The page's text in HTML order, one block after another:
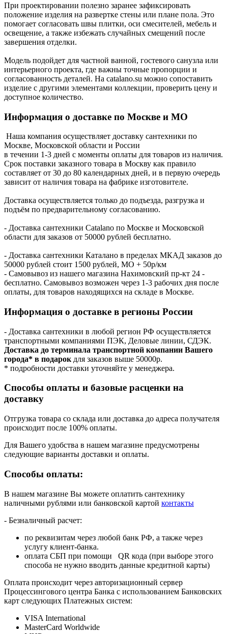
При проектировании полезно заранее зафиксировать
положение изделия на развертке стены или плане пола. Это
помогает согласовать швы плитки, оси смесителей, мебель и
освещение, а также избежать случайных смещений после
завершения отделки.
Модель подойдет для частной ванной, гостевого санузла или
интерьерного проекта, где важны точные пропорции и
согласованность деталей. На catalano.su можно сопоставить
изделие с другими элементами коллекции, проверить цену и
доступное количество.
Информация о доставке по Москве и МО
Наша компания осуществляет доставку сантехники по
Москве, Московской области и России
в течении 1-3 дней с моменты оплаты для товаров из наличия.
Срок поставки заказного товара в Москву как правило
составляет от 30 до 80 календарных дней, и в первую очередь
зависит от наличия товара на фабрике изготовителе.
Доставка осуществляется только до подъезда, разгрузка и
подъём по предварительному согласованию.
- Доставка сантехники Catalano по Москве и Московской
области для заказов от 50000 рублей бесплатно.
- Доставка сантехники Каталано в пределах МКАД заказов до
50000 рублей стоит 1500 рублей, МО + 50р/км
- Самовывоз из нашего магазина Нахимовский пр-кт 24 -
бесплатно. Самовывоз возможен через 1-3 рабочих дня после
оплаты, для товаров находящихся на складе в Москве.
Информация о доставке в регионы России
- Доставка сантехники в любой регион РФ осуществляется
транспортными компаниями ПЭК, Деловые линии, СДЭК.
Доставка до терминала транспортной компании Вашего
города* в подарок для заказов выше 50000р.
* подробности доставки уточняйте у менеджера.
Способы оплаты и базовые расценки на
доставку
Отгрузка товара со склада или доставка до адреса получателя
происходит после 100% оплаты.
Для Вашего удобства в нашем магазине предусмотрены
следующие варианты доставки и оплаты.
Способы оплаты:
В нашем магазине Вы можете оплатить сантехнику
наличными рублями или банковской картой контакты
- Безналичный расчет:
по реквизитам через любой банк РФ, а также через
услугу клиент-банка.
оплата СБП при помощи QR кода (при выборе этого
способа не нужно вводить данные кредитной карты)
Оплата происходит через авторизационный сервер
Процессингового центра Банка с использованием Банковских
карт следующих Платежных систем:
VISA International
MasterCard Worldwide